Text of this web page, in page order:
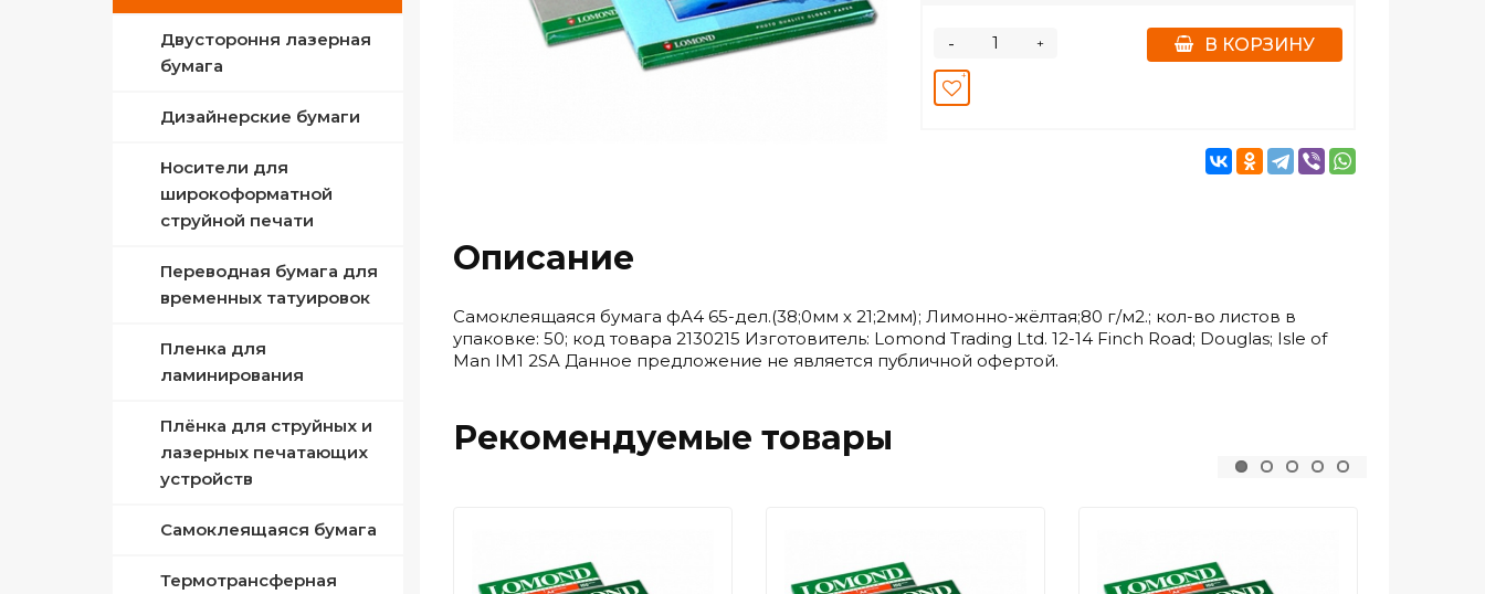
Совместимые HP
Сублимационные
HP оригинальный
Совместимый с Canon
Совместимый с
Совместимый с Xerox
Двустороння лазерная
бумага
Дизайнерские бумаги
Носители для
широкоформатной
струйной печати
Переводная бумага для
временных татуировок
Пленка для
ламинирования
Плёнка для струйных и
лазерных печатающих
устройств
Самоклеящаяся бумага
Термотрансферная
+
- В КОРЗИНУ
Описание
Самоклеящаяся бумага фА4 65-дел.(38;0мм х 21;2мм); Лимонно-жёлтая;80 г/м2.; кол-во листов в
упаковке: 50; код товара 2130215 Изготовитель: Lomond Trading Ltd. 12-14 Finch Road; Douglas; Isle of
Man IM1 2SA Данное предложение не является публичной офертой.
Рекомендуемые товары